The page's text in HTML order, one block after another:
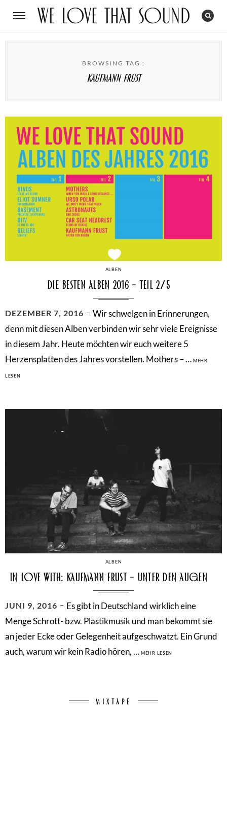
BROWSING TAG :
Kaufmann Frust
CATEGORIES
ALBEN
Die besten Alben 2016 – Teil 2/5
POSTED
ON
DEZEMBER 7, 2016
Wir schwelgen in Erinnerungen,
denn mit diesen Alben verbinden wir sehr viele Ereignisse
in diesem Jahr. Heute möchten wir euch weitere 5
Herzensplatten des Jahres vorstellen. Mothers – … MEHR
LESENBESTEN
TEIL
CATEGORIES
ALBEN
In Love With: Kaufmann Frust – Unter den Augen
POSTED
ON
JUNI 9, 2016
Es gibt in Deutschland wirklich eine
Menge Schrott- bzw. Plastikmusik und man bekommt sie
an jeder Ecke oder Gelegenheit aufgeschwatzt. Ein Grund
auch, warum wir kein Radio hören, … MEHR LESEN
MIXTAPE